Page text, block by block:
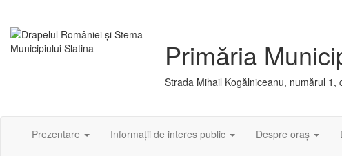
Primăria
Strada Mihail Kogălniceanu, numărul 1,
Prezentare Informații de interes public Despre oraș